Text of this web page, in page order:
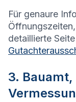
Für genaure
detaillierte
3.